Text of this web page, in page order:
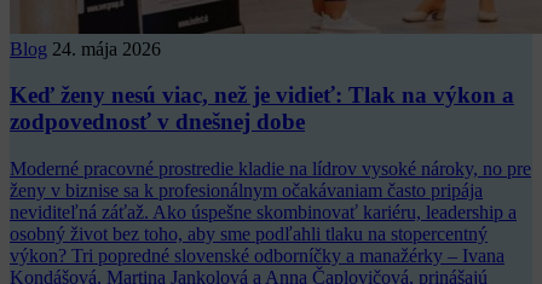
Blog 24. mája 2026
Keď ženy nesú viac, než je vidieť: Tlak na výkon a
zodpovednosť v dnešnej dobe
Moderné pracovné prostredie kladie na lídrov vysoké nároky, no pre
ženy v biznise sa k profesionálnym očakávaniam často pripája
neviditeľná záťaž. Ako úspešne skombinovať kariéru, leadership a
osobný život bez toho, aby sme podľahli tlaku na stopercentný
výkon? Tri popredné slovenské odborníčky a manažérky – Ivana
Kondášová, Martina Jankolová a Anna Čaplovičová, prinášajú